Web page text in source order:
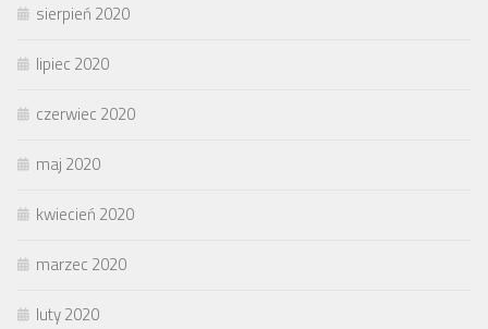
sierpień 2020
lipiec 2020
czerwiec 2020
maj 2020
kwiecień 2020
marzec 2020
luty 2020